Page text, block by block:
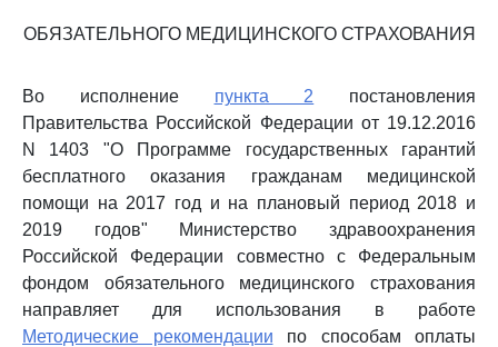
ОБЯЗАТЕЛЬНОГО МЕДИЦИНСКОГО СТРАХОВАНИЯ
Во исполнение пункта 2 постановления
Правительства Российской Федерации от 19.12.2016
N 1403 "О Программе государственных гарантий
бесплатного оказания гражданам медицинской
помощи на 2017 год и на плановый период 2018 и
2019 годов" Министерство здравоохранения
Российской Федерации совместно с Федеральным
фондом обязательного медицинского страхования
направляет для использования в работе
Методические рекомендации по способам оплаты